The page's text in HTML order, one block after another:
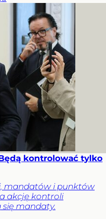
kontrolować tylko
mandatów i punktów
akcję kontroli
mandaty.